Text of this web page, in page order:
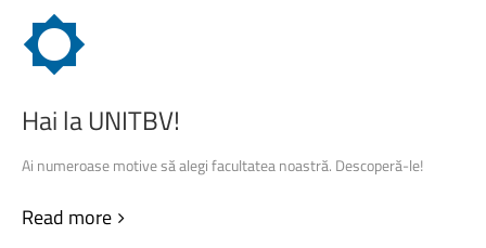
HailaUNITBV!
Ai numeroase motive să alegi facultatea noastră. Descoperă-le!
Read more